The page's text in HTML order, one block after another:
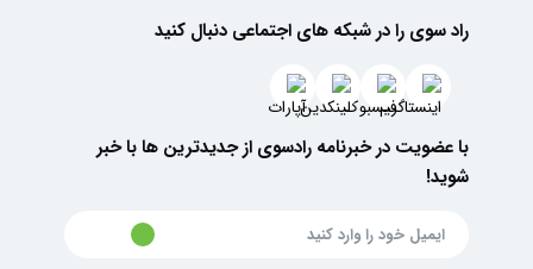
راد سوی را در شبکه های اجتماعی دنبال کنید
با عضویت در خبرنامه رادسوی از جدیدترین ها با خبر
شوید!